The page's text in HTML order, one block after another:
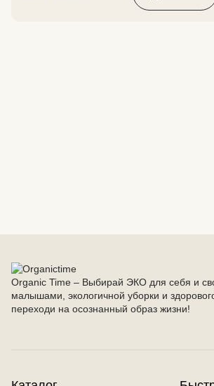
Organic Time – Выбирай ЭКО для себя и
малышами, экологичной уборки и
переходи на осознанный образ жизни!